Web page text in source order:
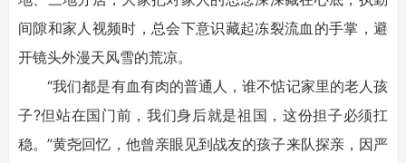
间隙和家人视频时，总会下意识藏起冻裂流血的手掌，避
开镜头外漫天风雪的荒凉。
“我们都是有血有肉的普通人，谁不惦记家里的老人孩
子?但站在国门前，我们身后就是祖国，这份担子必须扛
稳。”黄尧回忆，他曾亲眼见到战友的孩子来队探亲，因严